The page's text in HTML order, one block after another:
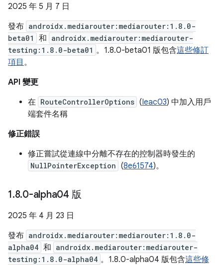
2025 年 5 月 7 日
發布 androidx.mediarouter:mediarouter:1.8.0-
beta01
和 androidx.mediarouter:mediarouter-
testing:1.8.0-beta01 。1.8.0-beta01 版包含這些修訂
項目 。
API 變更
在 RouteControllerOptions (Ieac03) 中加入用戶
端套件名稱
修正錯誤
修正嘗試從連線中分離不存在的控制器時發生的
NullPointerException (8e61574)。
1.8.0-alpha04 版
2025 年 4 月 23 日
發布 androidx.mediarouter:mediarouter:1.8.0-
alpha04 和 androidx.mediarouter:mediarouter-
testing:1.8.0-alpha04 。1.8.0-alpha04 版包含這些修